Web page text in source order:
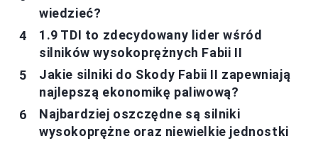
wiedzieć?
1.9 TDI to zdecydowany lider wśród
silników wysokoprężnych Fabii II
Jakie silniki do Skody Fabii II zapewniają
najlepszą ekonomikę paliwową?
Najbardziej oszczędne są silniki
wysokoprężne oraz niewielkie jednostki